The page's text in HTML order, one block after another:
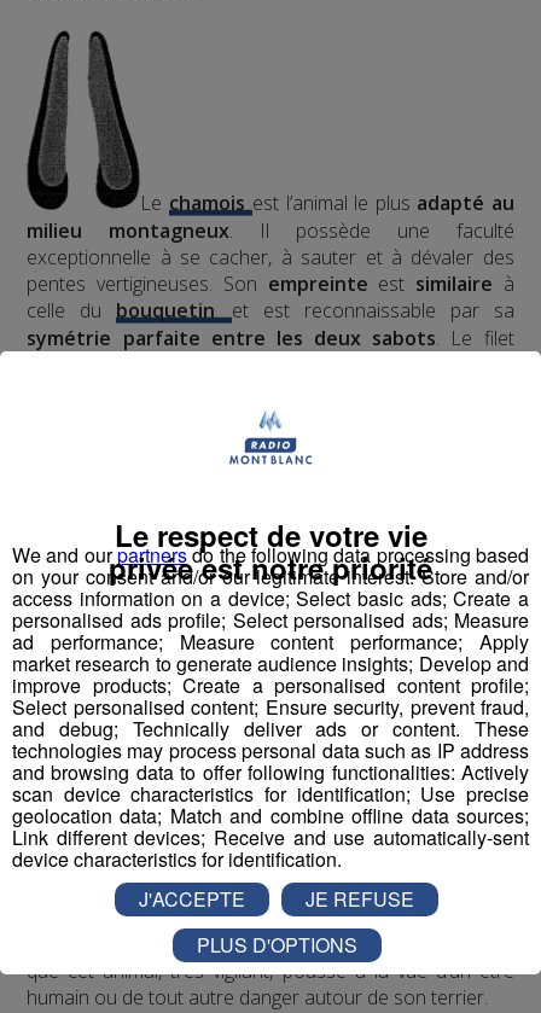
Le chamois est l’animal le plus adapté au
milieu montagneux. Il possède une faculté
exceptionnelle à se cacher, à sauter et à dévaler des
pentes vertigineuses. Son empreinte est similaire à
celle dubouquetin et est reconnaissable par sa
symétrie parfaite entre les deux sabots. Le filet
portance stable
Un plantigrade, la marmotte
Les traces demarmotte
se
rapprochent de celles des lapins et des écureuils ;
déplacement par bonds caractéristiques, les pattes
avant légèrement décalées, les pattes arrière ensemble.
La marmotte possède4 doigts aux pattes avant
aux pattesarrière. L’autre moyen de deviner la
présence d’une marmotte est lesifflement
que cet animal, très vigilant, pousse à la vue d’un être
humain ou de tout autre danger autour de son terrier.
We and ourpartnersdo the following data processing based
on your consent and/or our legitimate interest: Store and/or
access information on a device; Select basic ads; Create a
personalised ads profile; Select personalised ads; Measure
ad performance; Measure content performance; Apply
market research to generate audience insights; Develop and
improve products; Create a personalised content profile;
Select personalised content; Ensure security, prevent fraud,
and debug; Technically deliver ads or content. These
technologies may process personal data such as IP address
and browsing data to offer following functionalities: Actively
scan device characteristics for identification; Use precise
geolocation data; Match and combine offline data sources;
Link different devices; Receive and use automatically-sent
device characteristics for identification.
Le respect de votre vie
privée est notre priorité
J'ACCEPTE
JE REFUSE
PLUS D'OPTIONS